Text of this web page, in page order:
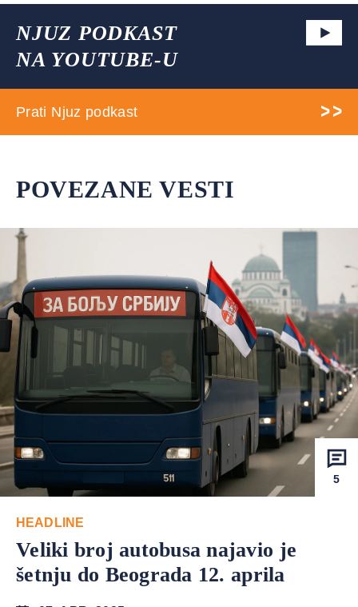
NJUZ PODKAST
NA YOUTUBE-U
Prati Njuz podkast
POVEZANE VESTI
5
HEADLINE
Veliki broj autobusa najavio je
šetnju do Beograda 12. aprila